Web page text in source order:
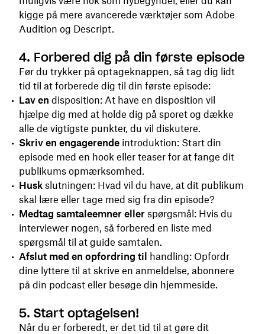
kigge på mere avancerede værktøjer som Adobe
Audition og Descript.
4. Forbered dig på din første episode
Før du trykker på optageknappen, så tag dig lidt
tid til at forberede dig til din første episode:
Lav en disposition: At have en disposition vil
hjælpe dig med at holde dig på sporet og dække
alle de vigtigste punkter, du vil diskutere.
Skriv en engagerende introduktion: Start din
episode med en hook eller teaser for at fange dit
publikums opmærksomhed.
Husk slutningen: Hvad vil du have, at dit publikum
skal lære eller tage med sig fra din episode?
Medtag samtaleemner eller spørgsmål: Hvis du
interviewer nogen, så forbered en liste med
spørgsmål til at guide samtalen.
Afslut med en opfordring til handling: Opfordr
dine lyttere til at skrive en anmeldelse, abonnere
på din podcast eller besøge din hjemmeside.
5. Start optagelsen!
Når du er forberedt, er det tid til at gøre dit